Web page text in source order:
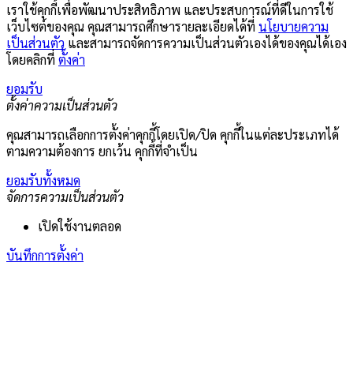
เราใช้คุกกี้เพื่อพัฒนาประสิทธิภาพ และประสบการณ์ที่ดีในการใช้
เว็บไซต์ของคุณ คุณสามารถศึกษารายละเอียดได้ที่ นโยบายความ
เป็นส่วนตัว และสามารถจัดการความเป็นส่วนตัวเองได้ของคุณได้เอง
โดยคลิกที่ ตั้งค่า
ยอมรับ
ตั้งค่าความเป็นส่วนตัว
คุณสามารถเลือกการตั้งค่าคุกกี้โดยเปิด/ปิด คุกกี้ในแต่ละประเภทได้
ตามความต้องการ ยกเว้น คุกกี้ที่จำเป็น
ยอมรับทั้งหมด
จัดการความเป็นส่วนตัว
เปิดใช้งานตลอด
บันทึกการตั้งค่า